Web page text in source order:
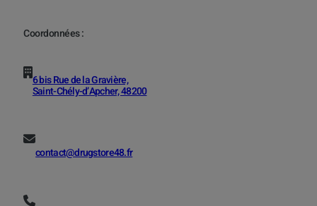
Coordonnées :
6 bis Rue de la Gravière,
Saint-Chély-d’Apcher, 48200
contact@drugstore48.fr